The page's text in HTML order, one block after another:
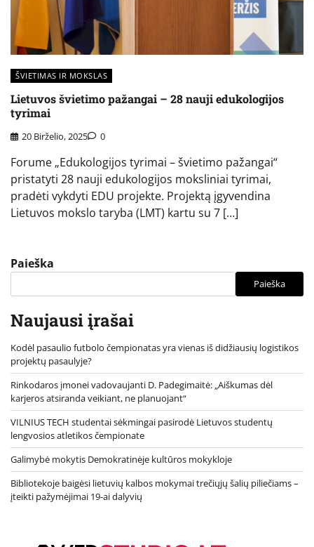
ŠVIETIMAS IR MOKSLAS
Lietuvos švietimo pažangai – 28 nauji edukologijos
tyrimai
20 Birželio, 2025 0
Forume „Edukologijos tyrimai – švietimo pažangai“
pristatyti 28 nauji edukologijos moksliniai tyrimai,
pradėti vykdyti EDU projekte. Projektą įgyvendina
Lietuvos mokslo taryba (LMT) kartu su 7 […]
Paieška
Paieška
Naujausi įrašai
Kodėl pasaulio futbolo čempionatas yra vienas iš didžiausių logistikos
projektų pasaulyje?
Rinkodaros įmonei vadovaujanti D. Padegimaitė: „Aiškumas dėl
karjeros atsiranda veikiant, ne planuojant“
VILNIUS TECH studentai sėkmingai pasirodė Lietuvos studentų
lengvosios atletikos čempionate
Galimybė mokytis Demokratinėje kultūros mokykloje
Bibliotekoje baigėsi lietuvių kalbos mokymai trečiųjų šalių piliečiams –
įteikti pažymėjimai 19-ai dalyvių